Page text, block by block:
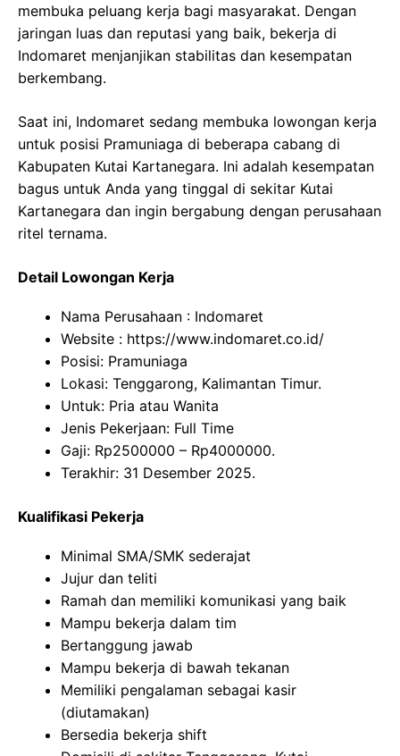
membuka peluang kerja bagi masyarakat. Dengan
jaringan luas dan reputasi yang baik, bekerja di
Indomaret menjanjikan stabilitas dan kesempatan
berkembang.
Saat ini, Indomaret sedang membuka lowongan kerja
untuk posisi Pramuniaga di beberapa cabang di
Kabupaten Kutai Kartanegara. Ini adalah kesempatan
bagus untuk Anda yang tinggal di sekitar Kutai
Kartanegara dan ingin bergabung dengan perusahaan
ritel ternama.
Detail Lowongan Kerja
Nama Perusahaan : Indomaret
Website : https://www.indomaret.co.id/
Posisi: Pramuniaga
Lokasi: Tenggarong, Kalimantan Timur.
Untuk: Pria atau Wanita
Jenis Pekerjaan: Full Time
Gaji: Rp2500000 – Rp4000000.
Terakhir: 31 Desember 2025.
Kualifikasi Pekerja
Minimal SMA/SMK sederajat
Jujur dan teliti
Ramah dan memiliki komunikasi yang baik
Mampu bekerja dalam tim
Bertanggung jawab
Mampu bekerja di bawah tekanan
Memiliki pengalaman sebagai kasir
(diutamakan)
Bersedia bekerja shift